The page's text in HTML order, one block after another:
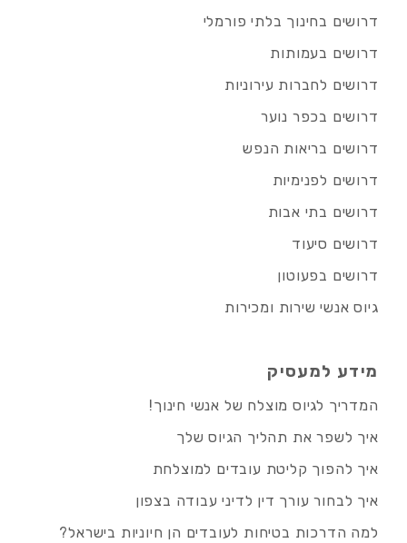
דרושים בחינוך בלתי פורמלי
דרושים בעמותות
דרושים לחברות עירוניות
דרושים בכפר נוער
דרושים בריאות הנפש
דרושים לפנימיות
דרושים בתי אבות
דרושים סיעוד
דרושים בפעוטון
גיוס אנשי שירות ומכירות
מידע למעסיק
המדריך לגיוס מוצלח של אנשי חינוך!
איך לשפר את תהליך הגיוס שלך
איך להפוך קליטת עובדים למוצלחת
איך לבחור עורך דין לדיני עבודה בצפון
למה הדרכות בטיחות לעובדים הן חיוניות בישראל?